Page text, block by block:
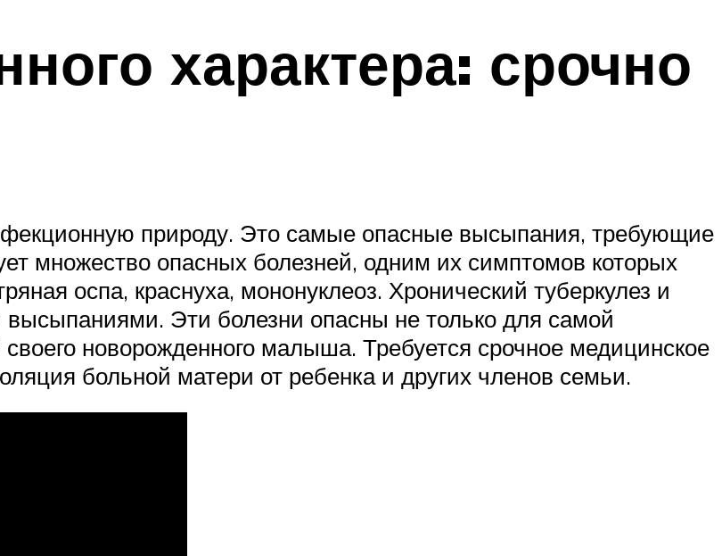
характера: срочно
природу. Это самые опасные высыпания, требующие
множество опасных болезней, одним их симптомов которых
оспа, краснуха, мононуклеоз. Хронический туберкулез и
Эти болезни опасны не только для самой
новорожденного малыша. Требуется срочное медицинское
больной матери от ребенка и других членов семьи.